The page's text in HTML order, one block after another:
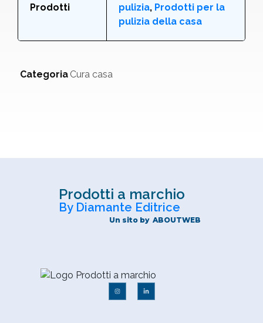
Prodotti
pulizia, Prodotti per la
pulizia della casa
Categoria Cura casa
Prodotti a marchio
By Diamante Editrice
Un sito by ABOUTWEB